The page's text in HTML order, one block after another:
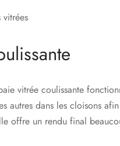
vitrée coulissante
autres dans les cloisons
offre un rendu final